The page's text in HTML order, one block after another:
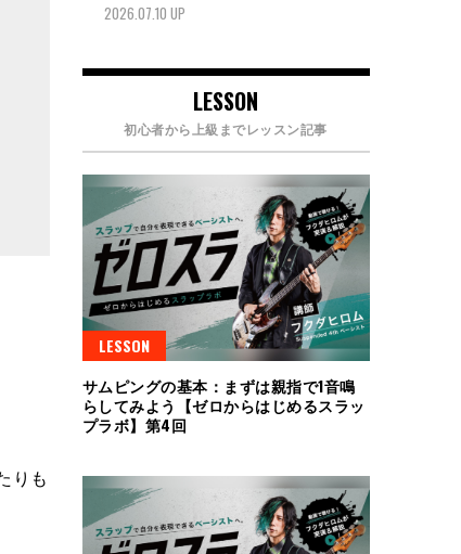
りも
2026.07.10 UP
LESSON
初心者から上級までレッスン記事
LESSON
サムピングの基本：まずは親指で1音鳴
らしてみよう【ゼロからはじめるスラッ
プラボ】第4回